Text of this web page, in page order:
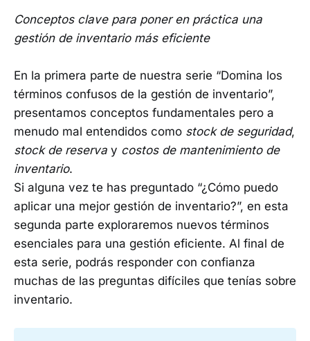
Conceptos clave para poner en práctica una
gestión de inventario más eficiente
En la primera parte de nuestra serie “Domina los
términos confusos de la gestión de inventario”,
presentamos conceptos fundamentales pero a
menudo mal entendidos como stock de seguridad,
stock de reserva y costos de mantenimiento de
inventario.
Si alguna vez te has preguntado “¿Cómo puedo
aplicar una mejor gestión de inventario?”, en esta
segunda parte exploraremos nuevos términos
esenciales para una gestión eficiente. Al final de
esta serie, podrás responder con confianza
muchas de las preguntas difíciles que tenías sobre
inventario.